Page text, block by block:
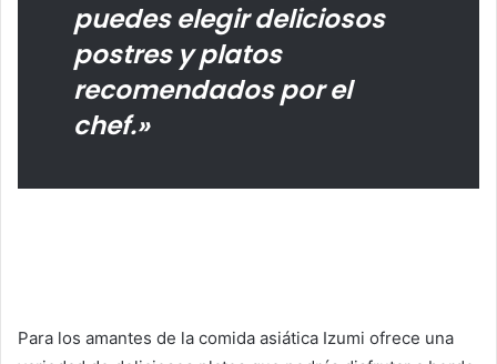
puedes elegir deliciosos
postres y platos
recomendados por el
chef.»
Para los amantes de la comida asiática Izumi ofrece una